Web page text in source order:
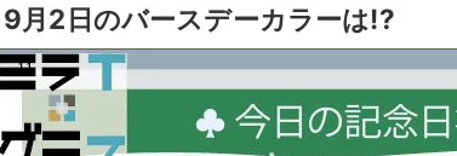
9月2日のバースデーカラーは!?